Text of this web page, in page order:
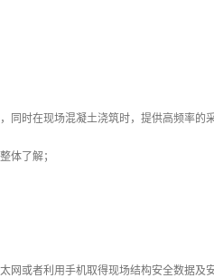
时在现场混凝土浇筑时，提供高频率的采
体了解；
或者利用手机取得现场结构安全数据及